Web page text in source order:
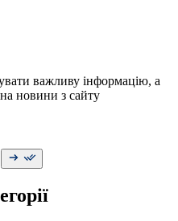
важливу інформацію, а
новини з сайту